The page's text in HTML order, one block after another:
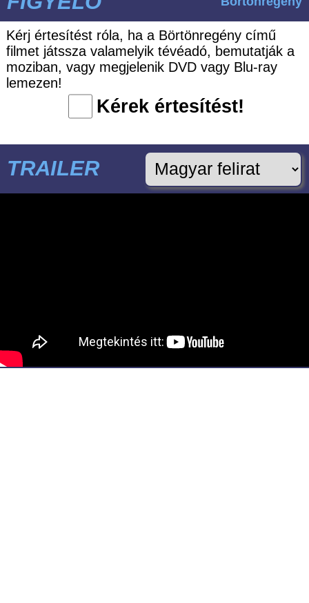
Kérj értesítést róla, ha a Börtönregény című
filmet játssza valamelyik tévéadó, bemutatják a
moziban, vagy megjelenik DVD vagy Blu-ray
lemezen!
Kérek értesítést!
TRAILER